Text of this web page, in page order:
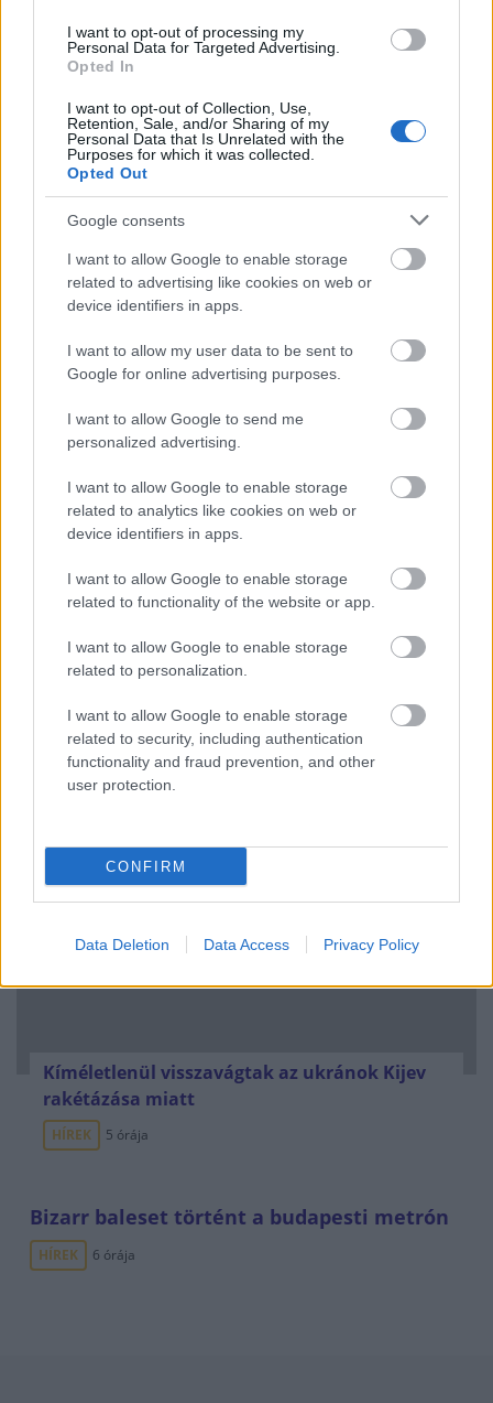
I want to opt-out of processing my
Personal Data for Targeted Advertising.
Opted In
I want to opt-out of Collection, Use,
Retention, Sale, and/or Sharing of my
Personal Data that Is Unrelated with the
Purposes for which it was collected.
Opted Out
Google consents
I want to allow Google to enable storage
related to advertising like cookies on web or
device identifiers in apps.
I want to allow my user data to be sent to
Google for online advertising purposes.
I want to allow Google to send me
personalized advertising.
I want to allow Google to enable storage
related to analytics like cookies on web or
device identifiers in apps.
I want to allow Google to enable storage
related to functionality of the website or app.
I want to allow Google to enable storage
related to personalization.
I want to allow Google to enable storage
related to security, including authentication
functionality and fraud prevention, and other
user protection.
CONFIRM
Data Deletion Data Access Privacy Policy
csavar a sztoriban
HÍREK
FRISS HÍREK
Azonosítatlan drón robbant fel a Transz-
Balkán gázvezeték közelében Bulgáriában
HÍREK 2 órája
kétszáz embert menekítettek ki
Olcsóbbak lettek a balatoni új ingatlanok,
Borsodban megmagyarázhatatlan a
drágulás
Kíméletlenül visszavágtak az ukránok Kijev
rakétázása miatt
HÍREK 5 órája
Bizarr baleset történt a budapesti metrón
HÍREK 6 órája